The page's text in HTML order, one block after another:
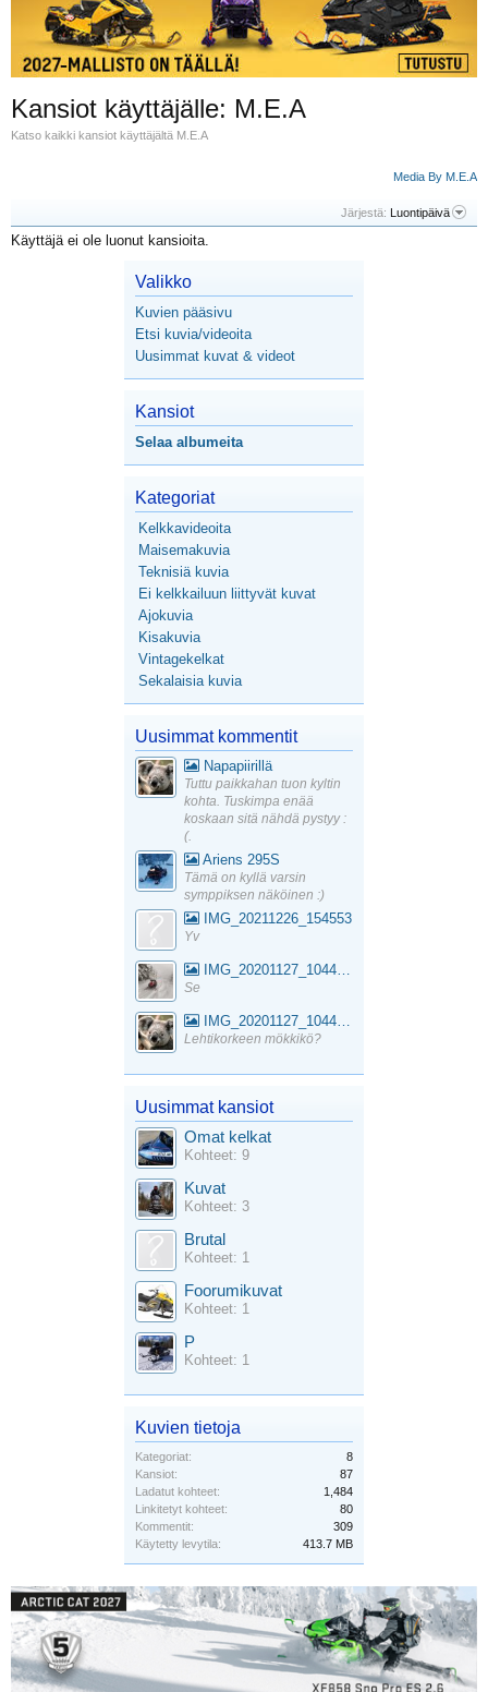
Kansiot käyttäjälle: M.E.A
Katso kaikki kansiot käyttäjältä M.E.A
Media By M.E.A
Järjestä: Luontipäivä
Käyttäjä ei ole luonut kansioita.
Valikko
Kuvien pääsivu
Etsi kuvia/videoita
Uusimmat kuvat & videot
Kansiot
Selaa albumeita
Kategoriat
Kelkkavideoita
Maisemakuvia
Teknisiä kuvia
Ei kelkkailuun liittyvät kuvat
Ajokuvia
Kisakuvia
Vintagekelkat
Sekalaisia kuvia
Uusimmat kommentit
Napapiirillä
Tuttu paikkahan tuon kyltin
kohta. Tuskimpa enää
koskaan sitä nähdä pystyy :
(.
Ariens 295S
Tämä on kyllä varsin
symppiksen näköinen :)
IMG_20211226_154553
Yv
IMG_20201127_104441_1
Se
IMG_20201127_104441_1
Lehtikorkeen mökkikö?
Uusimmat kansiot
Omat kelkat
Kohteet: 9
Kuvat
Kohteet: 3
Brutal
Kohteet: 1
Foorumikuvat
Kohteet: 1
P
Kohteet: 1
Kuvien tietoja
Kategoriat:
8
Kansiot:
87
Ladatut kohteet:
1,484
Linkitetyt kohteet:
80
Kommentit:
309
Käytetty levytila:
413.7 MB